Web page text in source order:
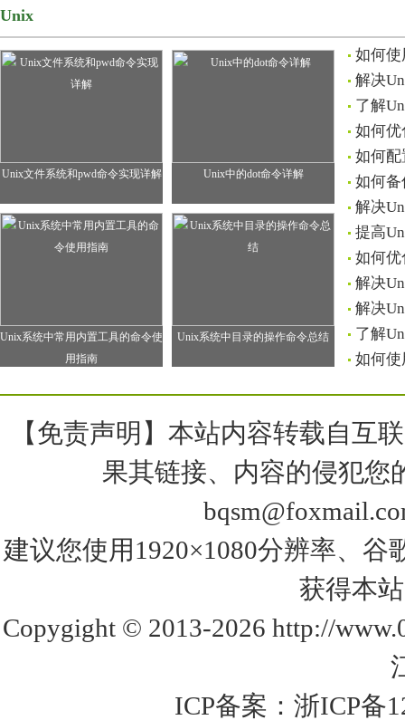
Unix
Unix文件系统和pwd命令实现详解 Unix中的dot命令详解
Unix系统中常用内置工具的命令使
用指南
Unix系统中目录的操作命令总结
如何
解决
了解
如何
如何配
如何
解决
提高
如何
解决
解决
了解
如何
【免责声明】本站内容转载自互
果其链接、内容的侵犯您
建议您使用1920×1080分辨率、谷
获得本
Copygight © 2013-2026 http://
ICP备案： 浙ICP备